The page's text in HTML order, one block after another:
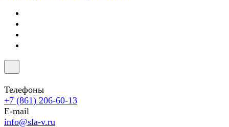
Телефоны
+7 (861) 206-60-13
E-mail
info@sla-v.ru